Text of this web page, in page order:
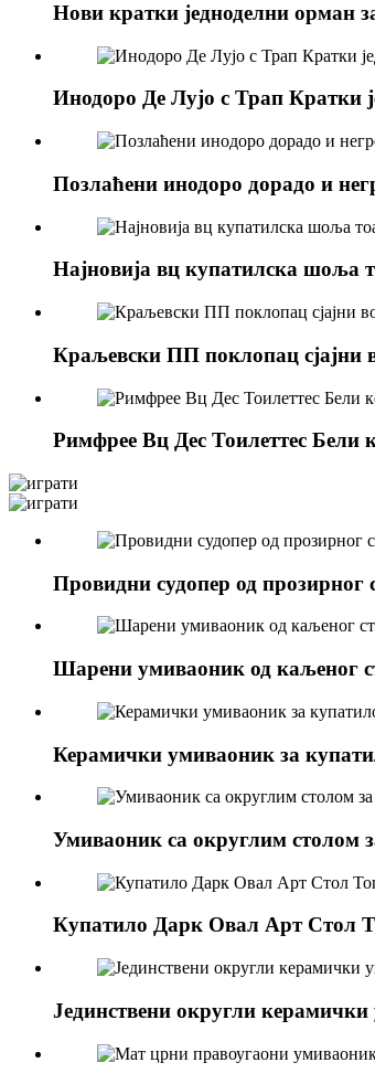
Нови кратки једноделни орман
Инодоро Де Лујо с Трап Кратки
Позлаћени инодоро дорадо и
Најновија вц купатилска шоља
Краљевски ПП поклопац сјајни
Римфрее Вц Дес Тоилеттес Бели
Провидни судопер од прозирног
Шарени умиваоник од каљеног
Керамички умиваоник за
Умиваоник са округлим столом
Купатило Дарк Овал Арт Стол
Јединствени округли